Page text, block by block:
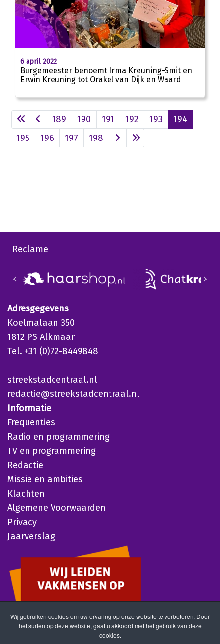
6 april 2022
Burgemeester benoemt Irma Kreuning-Smit en
Erwin Kreuning tot Orakel van Dijk en Waard
189 190 191 192 193
194
195
196 197 198
Reclame
Adresgegevens
Koelmalaan 350
1812 PS Alkmaar
Tel. +31 (0)72-8449848
streekstadcentraal.nl
redactie@streekstadcentraal.nl
Informatie
Frequenties
Radio en programmering
TV en programmering
Redactie
Missie en ambities
Klachten
Algemene Voorwaarden
Privacy
Jaarverslag
Wij gebruiken cookies om uw ervaring op onze website te verbeteren. Door
het surfen op deze website, gaat u akkoord met het gebruik van deze
cookies.